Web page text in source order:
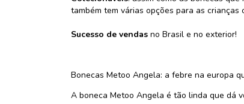
também tem várias opções para as crianças
Sucesso de vendas no Brasil e no exterior!
Bonecas Metoo Angela: a febre na europa
A boneca Metoo Angela é tão linda que dá